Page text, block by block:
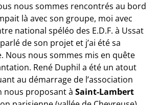
nous sommes rencontrés au bord
là avec son groupe, moi avec
national spéléo des E.D.F. à Ussat
de son projet et j’ai été sa
Nous nous sommes mis en quête
René Duphil a été un atout
au démarrage de l’association
nous proposant à Saint-Lambert